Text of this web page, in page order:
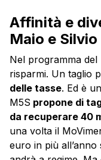
Affinità e
Maio e
Nel programma del
risparmi. Un taglio
delle tasse. Ed è
M5S propone di
da recuperare 40
una volta il
euro in più